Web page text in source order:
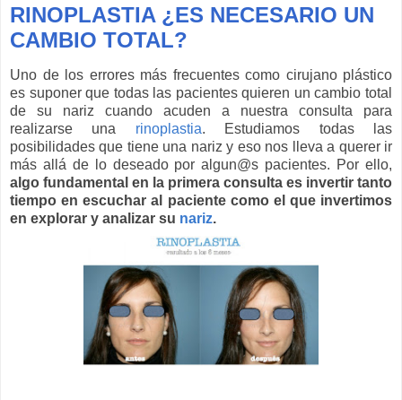
RINOPLASTIA ¿ES NECESARIO UN
CAMBIO TOTAL?
Uno de los errores más frecuentes como cirujano plástico
es suponer que todas las pacientes quieren un cambio total
de su nariz cuando acuden a nuestra consulta para
realizarse una rinoplastia. Estudiamos todas las
posibilidades que tiene una nariz y eso nos lleva a querer ir
más allá de lo deseado por algun@s pacientes. Por ello,
algo fundamental en la primera consulta es invertir tanto
tiempo en escuchar al paciente como el que invertimos
en explorar y analizar su nariz.